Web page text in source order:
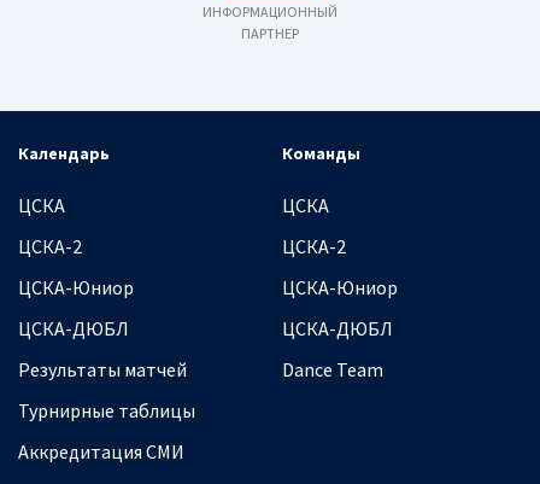
ИНФОРМАЦИОННЫЙ
ПАРТНЕР
Календарь
ЦСКА
ЦСКА-2
ЦСКА-Юниор
ЦСКА-ДЮБЛ
Результаты матчей
Турнирные таблицы
Аккредитация СМИ
Команды
ЦСКА
ЦСКА-2
ЦСКА-Юниор
ЦСКА-ДЮБЛ
Dance Team